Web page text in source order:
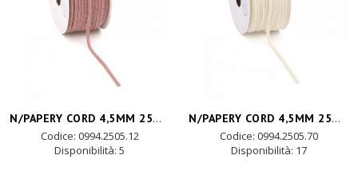
N/PAPERY CORD 4,5MM 25MT - marble rosa
Codice: 0994.2505.12
Disponibilità: 5
N/PAPERY CORD 4,5MM 25MT - crema
Codice: 0994.2505.70
Disponibilità: 17